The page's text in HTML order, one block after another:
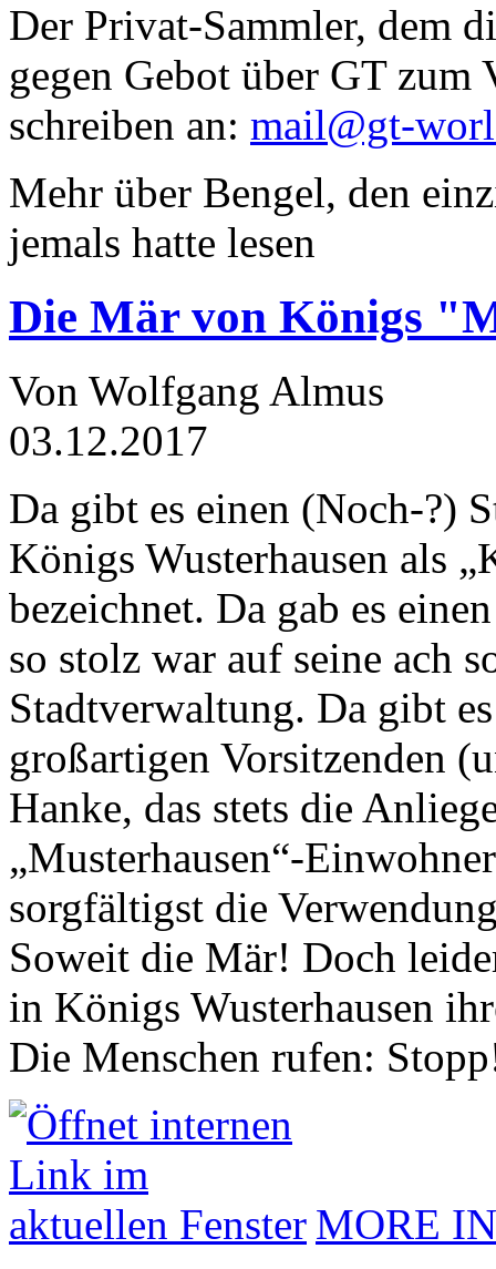
Der Privat-Sammler, dem
gegen Gebot über GT zum
schreiben an: mail@gt-
Mehr über Bengel, den
jemals hatte lesen
Die Mär von Königs
Von Wolfgang Almus
03.12.2017
Da gibt es einen (Noch-?)
Königs Wusterhausen als
bezeichnet. Da gab es
so stolz war auf seine ach
Stadtverwaltung. Da gibt
großartigen Vorsitzenden
Hanke, das stets die
„Musterhausen“-
sorgfältigst die
Soweit die Mär! Doch
in Königs Wusterhausen
Die Menschen rufen:
MORE